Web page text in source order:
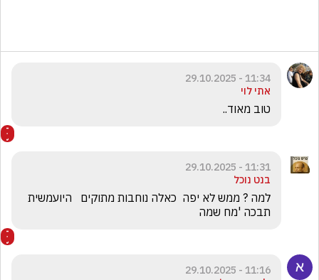
11:34 - 29.10.2025
אתי לוי
טוב מאוד..
11:31 - 29.10.2025
בנט נוכל
תבכה 'מח שמה
11:16 - 29.10.2025